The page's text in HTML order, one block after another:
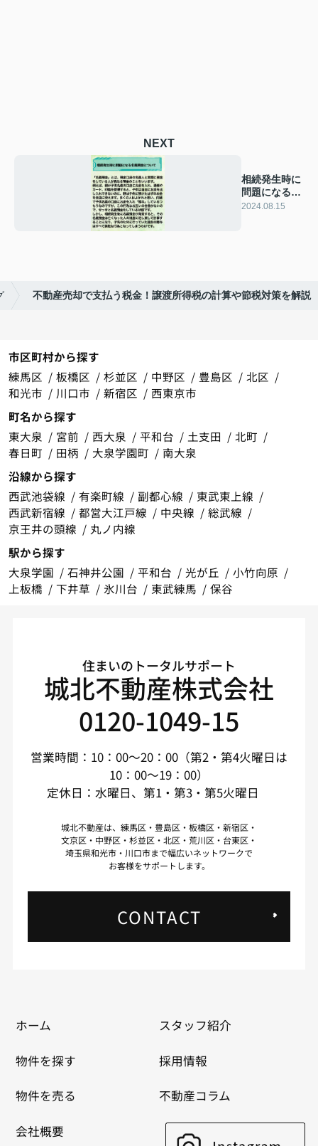
NEXT
相続発生時に
問題になる名
義預金につい
2024.08.15
不動産売却で支払う税金！譲渡所得税の計算や節税対策を解説
市区町村から探す
練馬区
板橋区 杉並区 中野区 豊島区
北区
和光市
川口市 新宿区
西東京市
町名から探す
東大泉
宮前 西大泉 平和台 土支田
北町
春日町
田柄 大泉学園町
南大泉
沿線から探す
西武池袋線
有楽町線 副都心線
東武東上線
西武新宿線
都営大江戸線 中央線
総武線
京王井の頭線
丸ノ内線
駅から探す
大泉学園
石神井公園 平和台 光が丘
小竹向原
上板橋
下井草 氷川台 東武練馬 保谷
住まいのトータルサポート
城北不動産株式会社
0120-1049-15
営業時間：10：00～20：00（第2・第4火曜日は
10：00～19：00）
定休日：水曜日、第1・第3・第5火曜日
城北不動産は、練馬区・豊島区・板橋区・新宿区・
文京区・中野区・杉並区・北区・荒川区・台東区・
埼玉県和光市・川口市まで幅広いネットワークで
お客様をサポートします。
CONTACT
ホーム
物件を探す
物件を売る
会社概要
スタッフ紹介
採用情報
不動産コラム